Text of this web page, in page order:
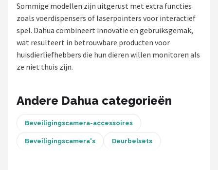
Home-Locking
Reolink
EZVIZ
TP-Link
Foscam
Sommige modellen zijn uitgerust met extra functies
zoals voerdispensers of laserpointers voor interactief
spel. Dahua combineert innovatie en gebruiksgemak,
wat resulteert in betrouwbare producten voor
huisdierliefhebbers die hun dieren willen monitoren als
ze niet thuis zijn.
Andere Dahua categorieën
Beveiligingscamera-accessoires
Beveiligingscamera's Deurbelsets